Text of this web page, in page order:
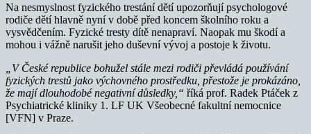
Na nesmyslnost fyzického trestání dětí upozorňují psychologové
rodiče dětí hlavně nyní v době před koncem školního roku a
vysvědčením. Fyzické tresty dítě nenapraví. Naopak mu škodí a
mohou i vážně narušit jeho duševní vývoj a postoje k životu.
„V České republice bohužel stále mezi rodiči převládá používání
fyzických trestů jako výchovného prostředku, přestože je prokázáno,
že mají dlouhodobé negativní důsledky,“ říká prof. Radek Ptáček z
Psychiatrické kliniky 1. LF UK Všeobecné fakultní nemocnice
[VFN] v Praze.